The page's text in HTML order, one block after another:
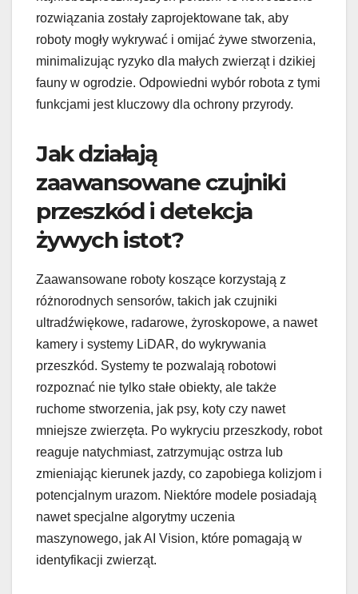
rozwiązania zostały zaprojektowane tak, aby
roboty mogły wykrywać i omijać żywe stworzenia,
minimalizując ryzyko dla małych zwierząt i dzikiej
fauny w ogrodzie. Odpowiedni wybór robota z tymi
funkcjami jest kluczowy dla ochrony przyrody.
Jak działają
zaawansowane czujniki
przeszkód i detekcja
żywych istot?
Zaawansowane roboty koszące korzystają z
różnorodnych sensorów, takich jak czujniki
ultradźwiękowe, radarowe, żyroskopowe, a nawet
kamery i systemy LiDAR, do wykrywania
przeszkód. Systemy te pozwalają robotowi
rozpoznać nie tylko stałe obiekty, ale także
ruchome stworzenia, jak psy, koty czy nawet
mniejsze zwierzęta. Po wykryciu przeszkody, robot
reaguje natychmiast, zatrzymując ostrza lub
zmieniając kierunek jazdy, co zapobiega kolizjom i
potencjalnym urazom. Niektóre modele posiadają
nawet specjalne algorytmy uczenia
maszynowego, jak AI Vision, które pomagają w
identyfikacji zwierząt.